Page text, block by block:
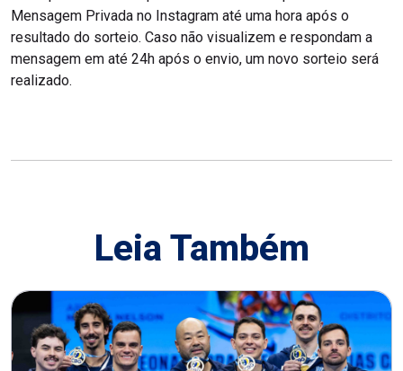
Mensagem Privada no Instagram até uma hora após o
resultado do sorteio. Caso não visualizem e respondam a
mensagem em até 24h após o envio, um novo sorteio será
realizado.
Leia Também